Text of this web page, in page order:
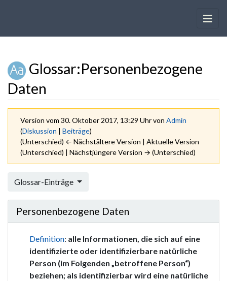
Glossar:Personenbezogene
Daten
Version vom 30. Oktober 2017, 13:29 Uhr von Admin
(Diskussion | Beiträge)
(Unterschied) ← Nächstältere Version | Aktuelle Version
(Unterschied) | Nächstjüngere Version → (Unterschied)
Wechseln zu: Navigation
Glossar-Einträge
Personenbezogene Daten
Definition: alle Informationen, die sich auf eine
identifizierte oder identifizierbare natürliche
Person (im Folgenden „betroffene Person“)
beziehen; als identifizierbar wird eine natürliche